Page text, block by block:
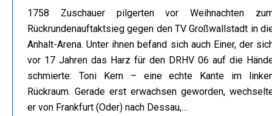
1758 Zuschauer pilgerten vor Weihnachten
Rückrundenauftaktsieg gegen den TV Großwallstadt in
Anhalt-Arena. Unter ihnen befand sich auch Einer, der
vor 17 Jahren das Harz für den DRHV 06 auf die
schmierte: Toni Kern – eine echte Kante im
Rückraum. Gerade erst erwachsen geworden,
er von Frankfurt (Oder) nach Dessau,…